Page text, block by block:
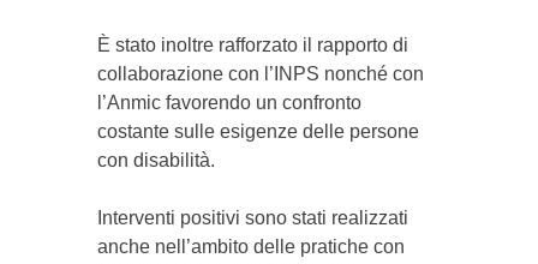
È stato inoltre rafforzato il rapporto di
collaborazione con l’INPS nonché con
l’Anmic favorendo un confronto
costante sulle esigenze delle persone
con disabilità.
Interventi positivi sono stati realizzati
anche nell’ambito delle pratiche con